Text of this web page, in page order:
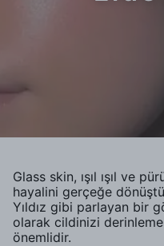
Glass skin, ışıl ışıl ve
hayalini gerçeğe
Yıldız gibi parlayan bir
olarak cildinizi
önemlidir.